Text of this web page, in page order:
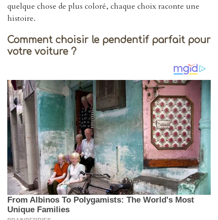
quelque chose de plus coloré, chaque choix raconte une
histoire.
Comment choisir le pendentif parfait pour
votre voiture ?